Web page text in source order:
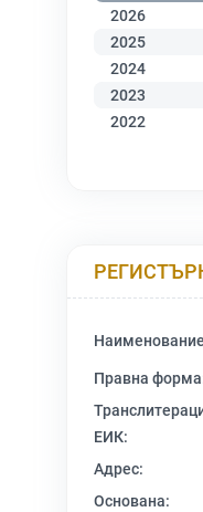
2026
2025
2024
2023
2022
Правна
ЕИК:
Адрес:
Основана: